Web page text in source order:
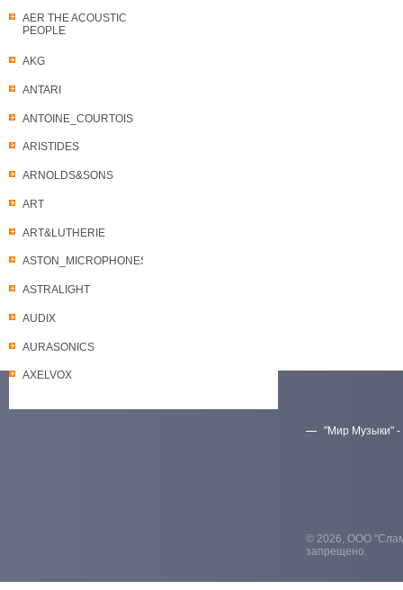
AER THE ACOUSTIC
PEOPLE
AKG
ANTARI
ANTOINE_COURTOIS
ARISTIDES
ARNOLDS&SONS
ART
ART&LUTHERIE
ASTON_MICROPHONES
ASTRALIGHT
AUDIX
AURASONICS
AXELVOX
"Мир Музыки" -
© 2026, ООО
запрещено.